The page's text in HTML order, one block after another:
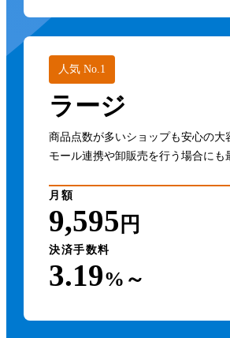
人気 No.1
ラージ
商品点数が多いショップも安心の大
モール連携や卸販売を行う場合にも
月額
9,595 円
決済手数料
3.19%～